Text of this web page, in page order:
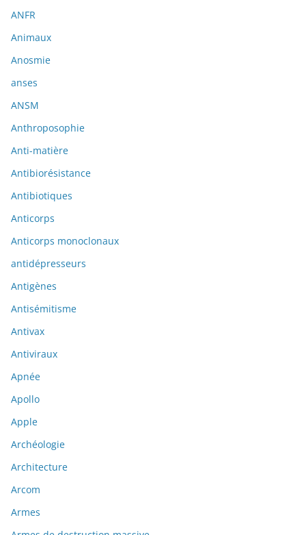
ANFR
Animaux
Anosmie
anses
ANSM
Anthroposophie
Anti-matière
Antibiorésistance
Antibiotiques
Anticorps
Anticorps monoclonaux
antidépresseurs
Antigènes
Antisémitisme
Antivax
Antiviraux
Apnée
Apollo
Apple
Archéologie
Architecture
Arcom
Armes